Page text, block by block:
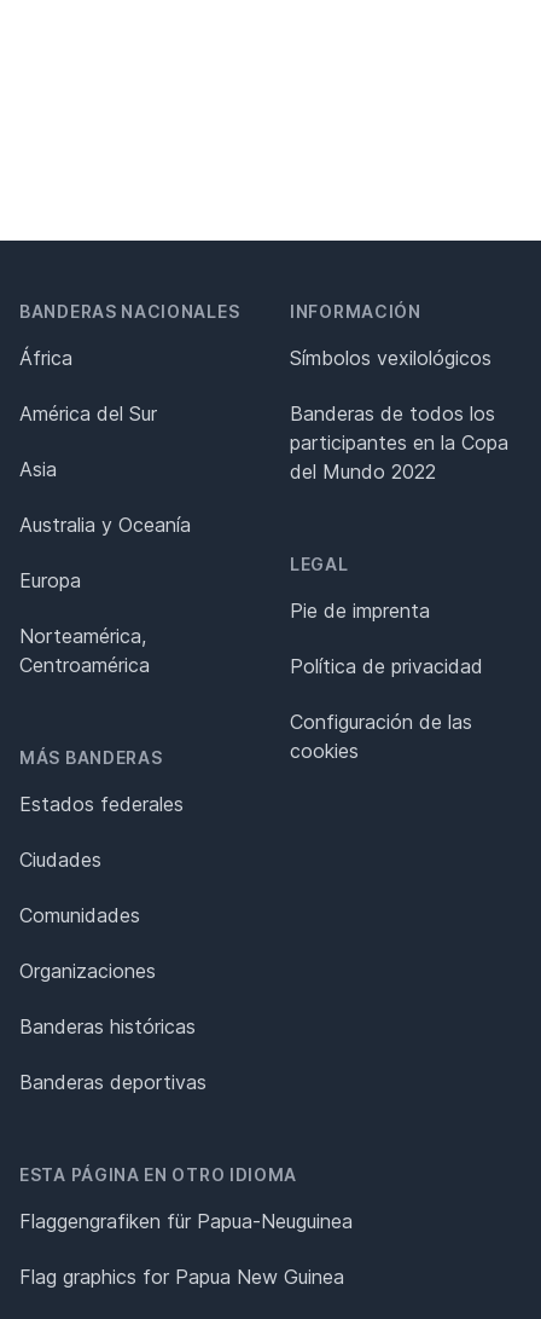
BANDERAS NACIONALES
África
América del Sur
Asia
Australia y Oceanía
Europa
Norteamérica,
Centroamérica
MÁS BANDERAS
Estados federales
Ciudades
Comunidades
Organizaciones
Banderas históricas
Banderas deportivas
INFORMACIÓN
Símbolos vexilológicos
Banderas de todos los
participantes en la Copa
del Mundo 2022
LEGAL
Pie de imprenta
Política de privacidad
Configuración de las
cookies
ESTA PÁGINA EN OTRO IDIOMA
Flaggengrafiken für Papua-Neuguinea
Flag graphics for Papua New Guinea